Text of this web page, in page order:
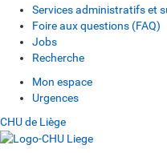
Services administratifs et
Foire aux questions (FAQ)
Jobs
Recherche
Mon espace
Urgences
CHU de Liège